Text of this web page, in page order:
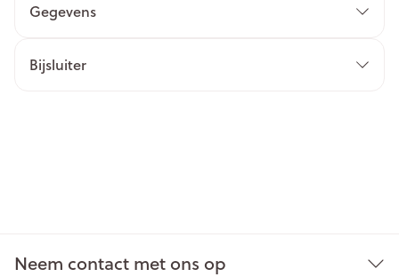
Gegevens
Bijsluiter
Neem contact met ons op